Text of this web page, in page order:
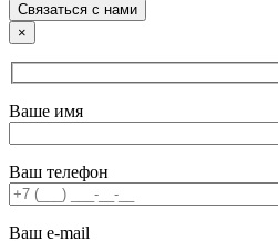
Связаться с нами
×
Ваше имя
Ваш телефон
Ваш e-mail